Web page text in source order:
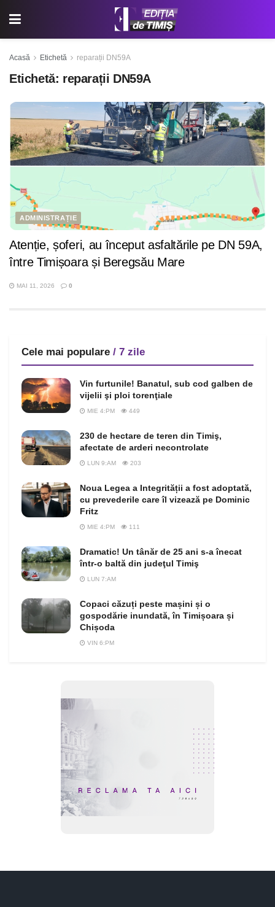
Acasă Etichetă reparații DN59A
Etichetă: reparații DN59A
ADMINISTRAȚIE
Atenție, șoferi, au început asfaltările pe DN 59A,
între Timișoara și Beregsău Mare
MAI 11, 2026 0
Cele mai populare / 7 zile
Vin furtunile! Banatul, sub cod galben de
vijelii şi ploi torenţiale
MIE 4:PM 449
230 de hectare de teren din Timiş,
afectate de arderi necontrolate
LUN 9:AM 203
Noua Legea a Integrității a fost adoptată,
cu prevederile care îl vizează pe Dominic
Fritz
MIE 4:PM 111
Dramatic! Un tânăr de 25 ani s-a înecat
într-o baltă din judeţul Timiş
LUN 7:AM
Copaci căzuți peste mașini și o
gospodărie inundată, în Timișoara și
Chișoda
VIN 6:PM